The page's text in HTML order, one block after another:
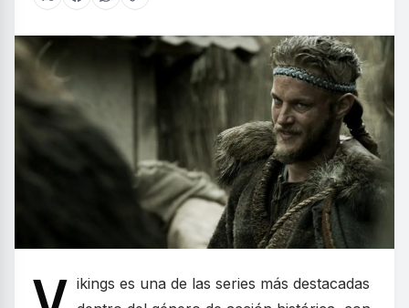
ikings es una de las series más destacadas